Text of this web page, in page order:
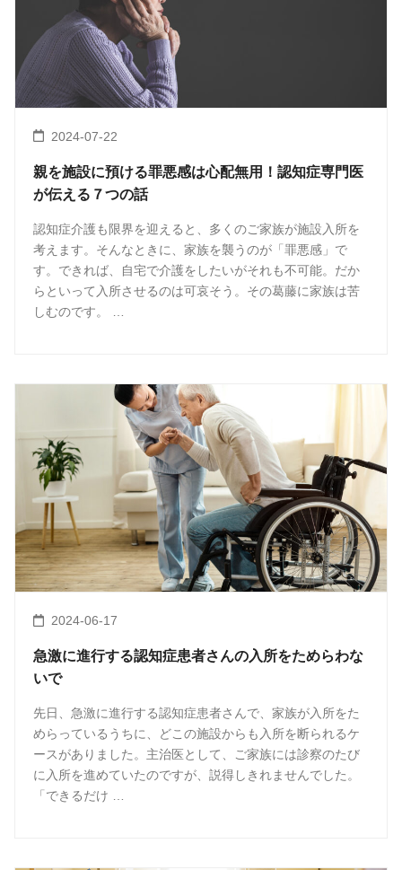
2024-07-22
親を施設に預ける罪悪感は心配無用！認知症専門医
が伝える７つの話
認知症介護も限界を迎えると、多くのご家族が施設入所を
考えます。そんなときに、家族を襲うのが「罪悪感」で
す。できれば、自宅で介護をしたいがそれも不可能。だか
らといって入所させるのは可哀そう。その葛藤に家族は苦
しむのです。 …
2024-06-17
急激に進行する認知症患者さんの入所をためらわな
いで
先日、急激に進行する認知症患者さんで、家族が入所をた
めらっているうちに、どこの施設からも入所を断られるケ
ースがありました。主治医として、ご家族には診察のたび
に入所を進めていたのですが、説得しきれませんでした。
「できるだけ …